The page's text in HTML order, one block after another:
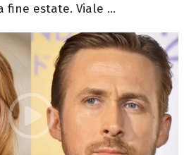
fine estate. Viale ...